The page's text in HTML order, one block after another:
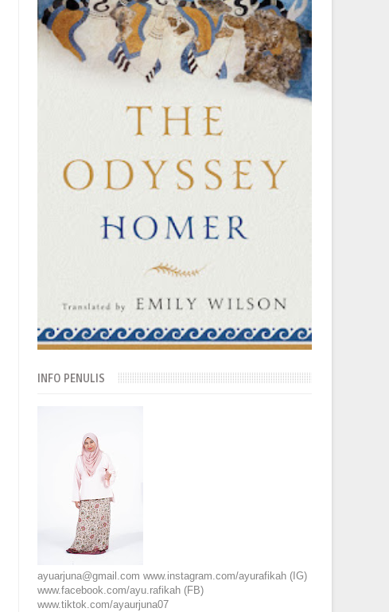
INFO PENULIS
ayuarjuna@gmail.com www.instagram.com/ayurafikah (IG)
www.facebook.com/ayu.rafikah (FB)
www.tiktok.com/ayaurjuna07